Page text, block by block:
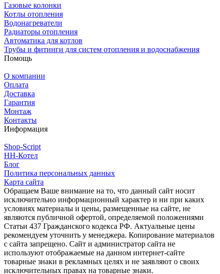
Газовые колонки
Котлы отопления
Водонагреватели
Радиаторы отопления
Автоматика для котлов
Трубы и фитинги для систем отопления и водоснабжения
Помощь
О компании
Оплата
Доставка
Гарантия
Монтаж
Контакты
Информация
Shop-Script
НН-Котел
Блог
Политика персональных данных
Карта сайта
Обращаем Ваше внимание на то, что данный сайт носит
исключительно информационный характер и ни при каких
условиях материалы и цены, размещенные на сайте, не
являются публичной офертой, определяемой положениями
Статьи 437 Гражданского кодекса РФ. Актуальные цены
рекомендуем уточнить у менеджера. Копирование материалов
с сайта запрещено. Сайт и администратор сайта не
используют отображаемые на данном интернет-сайте
товарные знаки в рекламных целях и не заявляют о своих
исключительных правах на товарные знаки.